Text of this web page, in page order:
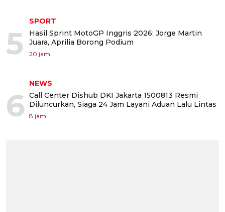
5
SPORT
Hasil Sprint MotoGP Inggris 2026: Jorge Martin
Juara, Aprilia Borong Podium
20 jam
6
NEWS
Call Center Dishub DKI Jakarta 1500813 Resmi
Diluncurkan, Siaga 24 Jam Layani Aduan Lalu Lintas
8 jam